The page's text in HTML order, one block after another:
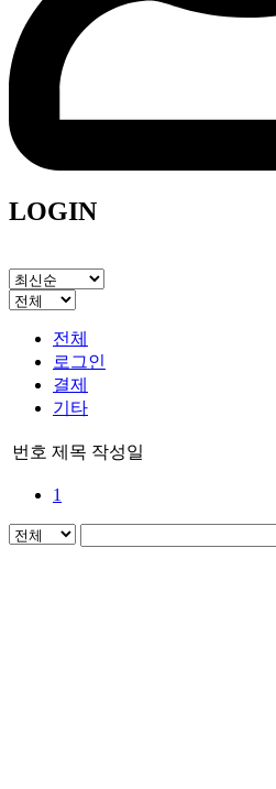
LOGIN
전체
로그인
결제
기타
번호 제목 작성일
1